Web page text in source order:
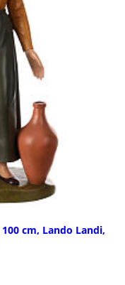
cm, Lando Landi,